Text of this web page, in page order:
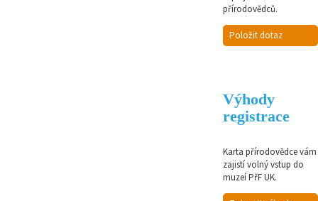
přírodovědců.
Položit dotaz
Výhody
registrace
Karta přírodovědce vám
zajistí volný vstup do
muzeí PřF UK.